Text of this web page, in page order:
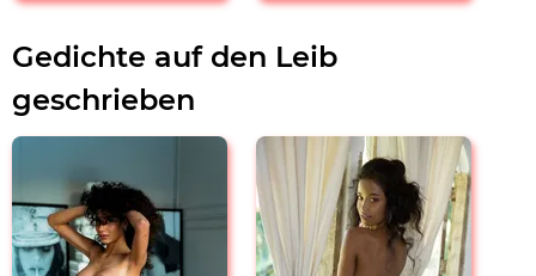
Gedichte auf den Leib
geschrieben